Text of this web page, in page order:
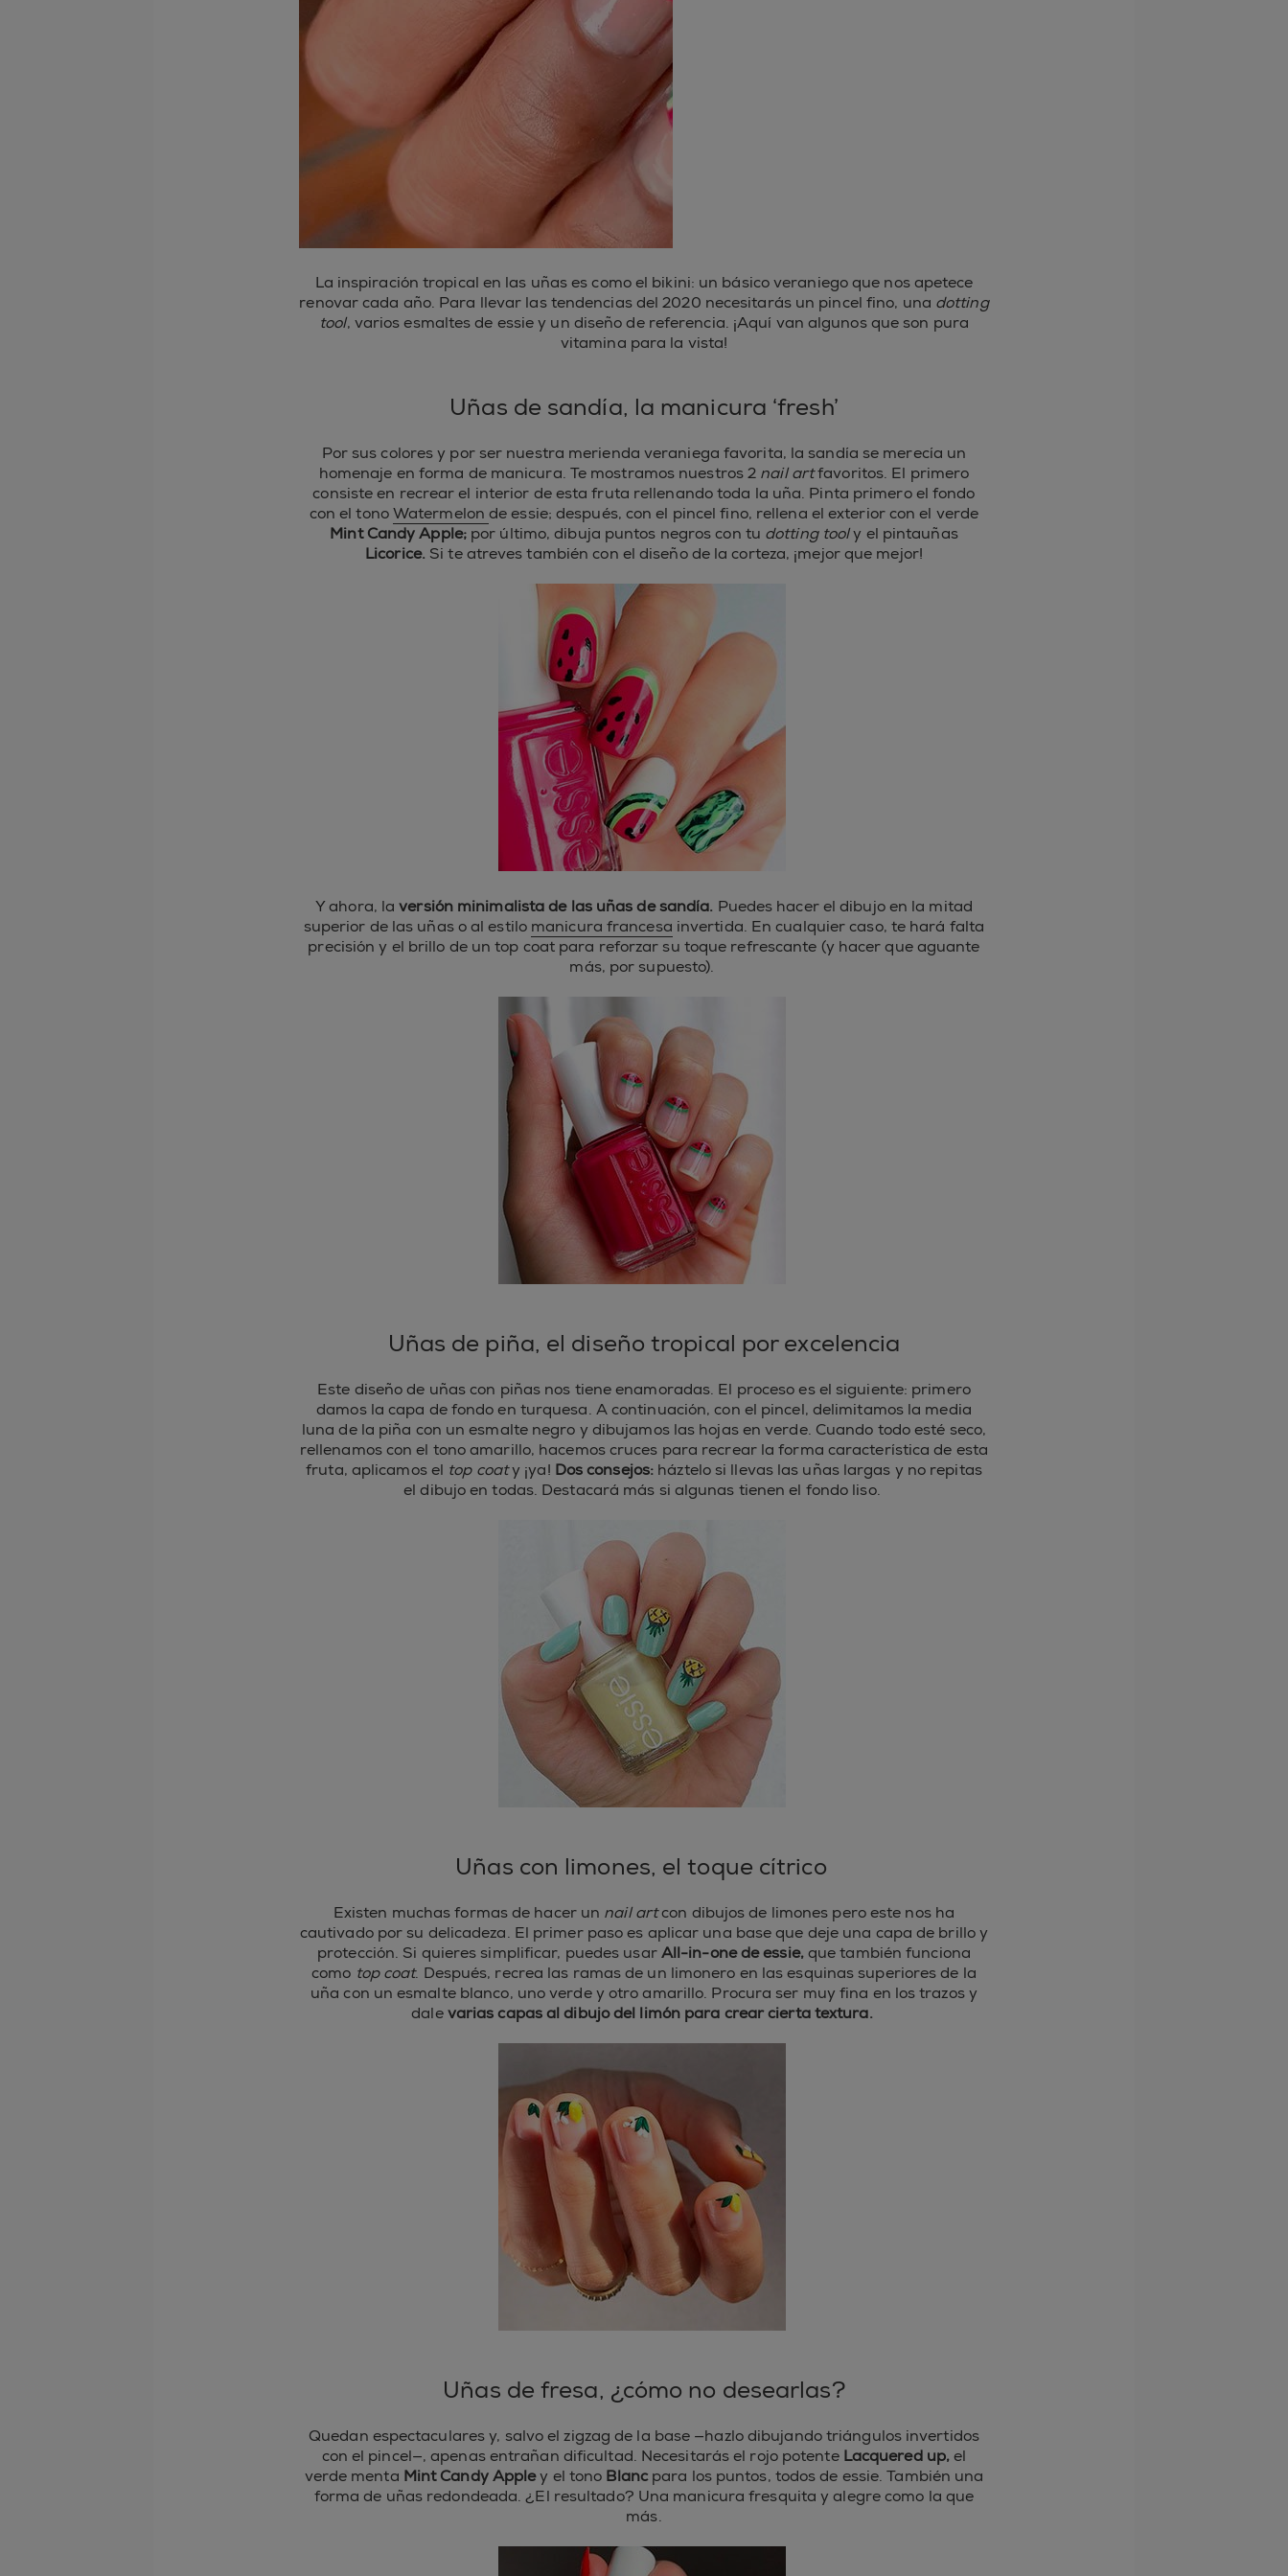
La inspiración tropical en las uñas es como el bikini: un básico veraniego que nos apetece
renovar cada año. Para llevar las tendencias del 2020 necesitarás un pincel fino, una dotting
tool, varios esmaltes de essie y un diseño de referencia. ¡Aquí van algunos que son pura
vitamina para la vista!
Uñas de sandía, la manicura ‘fresh’
Por sus colores y por ser nuestra merienda veraniega favorita, la sandía se merecía un
homenaje en forma de manicura. Te mostramos nuestros 2 nail artfavoritos. El primero
consiste en recrear el interior de esta fruta rellenando toda la uña. Pinta primero el fondo
con el tonoWatermelonde essie; después, con el pincel fino, rellena el exterior con el verde
Mint Candy Apple;por último, dibuja puntos negros con tu dotting tooly el pintauñas
Licorice. Si te atreves también con el diseño de la corteza, ¡mejor que mejor!
Y ahora, laversión minimalista de las uñas de sandía. Puedes hacer el dibujo en la mitad
superior de las uñas o al estilo manicura francesa invertida. En cualquier caso, te hará falta
precisión y el brillo de un top coat para reforzar su toque refrescante (y hacer que aguante
más, por supuesto).
Uñas de piña, el diseño tropical por excelencia
Este diseño de uñas con piñas nos tiene enamoradas. El proceso es el siguiente: primero
damos la capa de fondo en turquesa. A continuación, con el pincel, delimitamos la media
luna de la piña con un esmalte negro y dibujamos las hojas en verde. Cuando todo esté seco,
rellenamos con el tono amarillo, hacemos cruces para recrear la forma característica de esta
fruta, aplicamos el top coaty ¡ya! Dos consejos: háztelo si llevas las uñas largas y no repitas
el dibujo en todas. Destacará más si algunas tienen el fondo liso.
Uñas con limones, el toque cítrico
Existen muchas formas de hacer un nail artcon dibujos de limones pero este nos ha
cautivado por su delicadeza. El primer paso es aplicar una base que deje una capa de brillo y
protección. Si quieres simplificar, puedes usarAll-in-one de essie,que también funciona
como top coat. Después, recrea las ramas de un limonero en las esquinas superiores de la
uña con un esmalte blanco, uno verde y otro amarillo. Procura ser muy fina en los trazos y
dalevarias capas al dibujo del limón para crear cierta textura.
Uñas de fresa, ¿cómo no desearlas?
Quedan espectaculares y, salvo el zigzag de la base —hazlo dibujando triángulos invertidos
con el pincel—, apenas entrañan dificultad. Necesitarás el rojo potente Lacquered up,el
verde menta Mint Candy Appley el tono Blancpara los puntos, todos de essie. También una
forma de uñas redondeada. ¿El resultado? Una manicura fresquita y alegre como la que
más.